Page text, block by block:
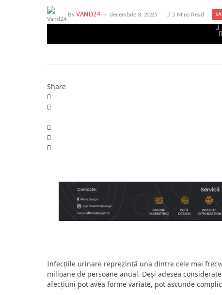
By VAND24 decembrie 3, 2025 5 Mins Read
Share
Infecțiile urinare reprezintă una dintre cele mai
milioane de persoane anual. Deși adesea
afecțiuni pot avea forme variate, pot ascunde